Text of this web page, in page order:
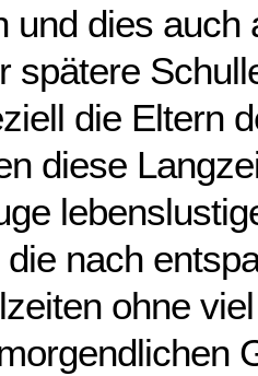
und dies auch
spätere
die Eltern
diese
nach
ohne